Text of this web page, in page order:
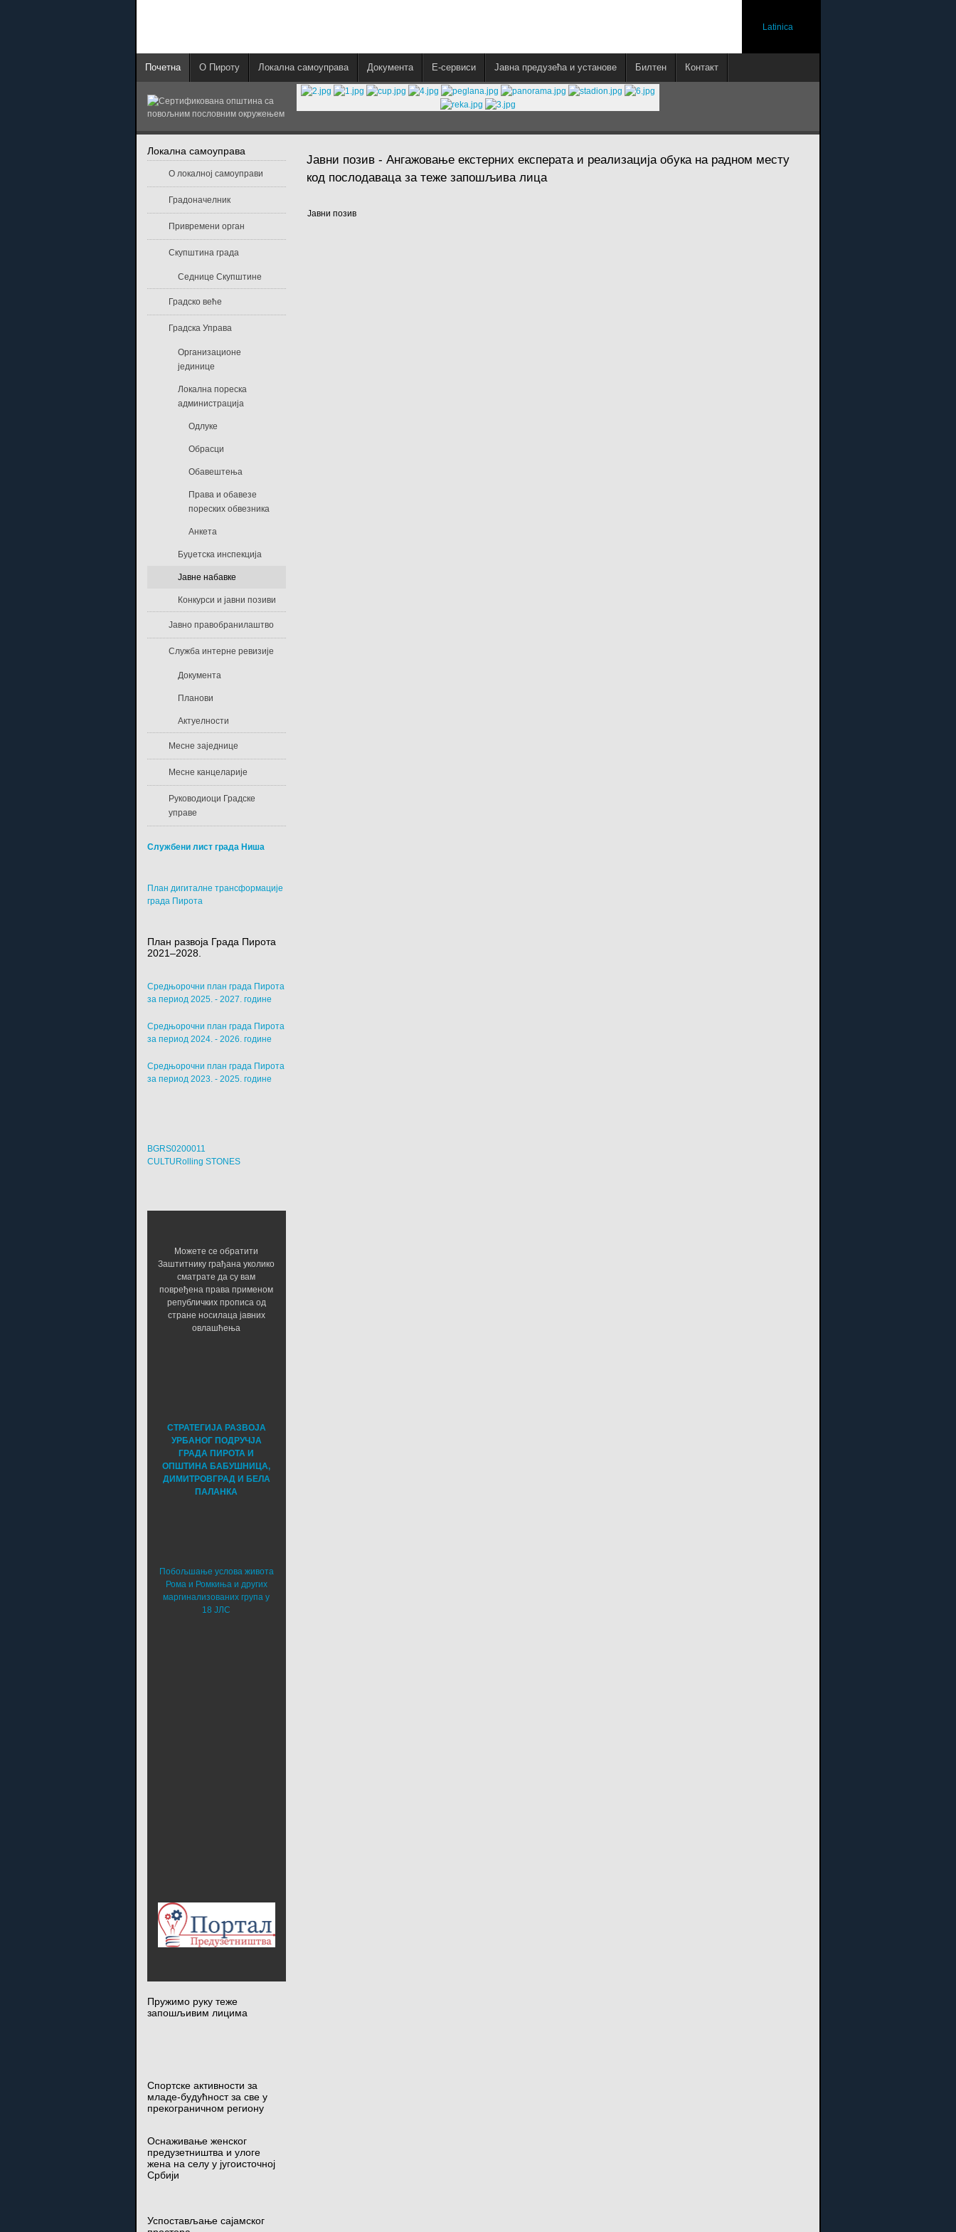
Latinica
Почетна О Пироту Локална самоуправа Документа E-сервиси Јавна предузећа и установе Билтен Контакт
Јавни позив - Ангажовање екстерних експерата и реализација обука на радном месту
код послодаваца за теже запошљива лица
Јавни позив
Локална самоуправа
О локалној самоуправи
Градоначелник
Привремени орган
Скупштина града
Седнице Скупштине
Градско веће
Градска Управа
Организационе
јединице
Локална пореска
администрација
Одлуке
Обрасци
Обавештења
Права и обавезе
пореских обвезника
Анкета
Буџетска инспекција
Јавне набавке
Конкурси и јавни позиви
Јавно правобранилаштво
Служба интерне ревизије
Документа
Планови
Актуелности
Месне заједнице
Месне канцеларије
Руководиоци Градске
управе
Службени лист града Ниша
План дигиталне трансформације
града Пирота
План развоја Града Пирота
2021–2028.
Средњорочни план града Пирота
за период 2025. - 2027. године
Средњорочни план града Пирота
за период 2024. - 2026. године
Средњорочни план града Пирота
за период 2023. - 2025. године
BGRS0200011
CULTURolling STONES
Можете се обратити
Заштитнику грађана уколико
сматрате да су вам
повређена права применом
републичких прописа од
стране носилаца јавних
овлашћења
СТРАТЕГИЈА РАЗВОЈА
УРБАНОГ ПОДРУЧЈА
ГРАДА ПИРОТА И
ОПШТИНА БАБУШНИЦА,
ДИМИТРОВГРАД И БЕЛА
ПАЛАНКА
Побољшање услова живота
Рома и Ромкиња и других
маргинализованих група у
18 ЈЛС
Пружимо руку теже
запошљивим лицима
Спортске активности за
младе-будућност за све у
прекограничном региону
Оснаживање женског
предузетништва и улоге
жена на селу у југоисточној
Србији
Успостављање сајамског